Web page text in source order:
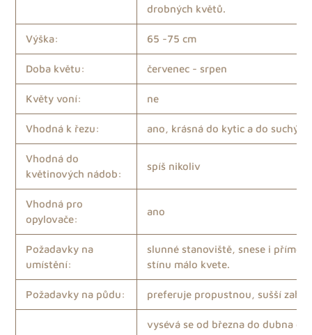
drobných květů.
Výška: 65 -75 cm
Doba květu: červenec - srpen
Květy voní: ne
Vhodná k řezu: ano, krásná do kytic a do suchých
Vhodná do
květinových nádob:
spíš nikoliv
Vhodná pro
opylovače:
ano
Požadavky na
umístění:
slunné stanoviště, snese i přímé
stínu málo kvete.
Požadavky na půdu: preferuje propustnou, sušší
vysévá se od března do dubna